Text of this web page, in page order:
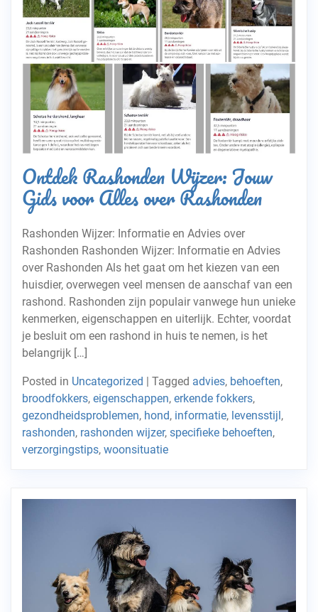
Ontdek Rashonden Wijzer: Jouw
Gids voor Alles over Rashonden
Rashonden Wijzer: Informatie en Advies over
Rashonden Rashonden Wijzer: Informatie en Advies
over Rashonden Als het gaat om het kiezen van een
huisdier, overwegen veel mensen de aanschaf van een
rashond. Rashonden zijn populair vanwege hun unieke
kenmerken, eigenschappen en uiterlijk. Echter, voordat
je besluit om een rashond in huis te nemen, is het
belangrijk […]
Posted in Uncategorized | Tagged advies, behoeften,
broodfokkers, eigenschappen, erkende fokkers,
gezondheidsproblemen, hond, informatie, levensstijl,
rashonden, rashonden wijzer, specifieke behoeften,
verzorgingstips, woonsituatie